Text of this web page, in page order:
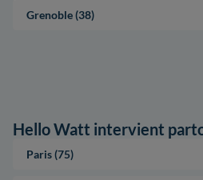
Grenoble (38)
Hello Watt intervient
Paris (75)